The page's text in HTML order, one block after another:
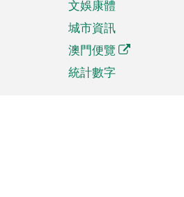
文娛康體
城市資訊
澳門便覽
統計數字